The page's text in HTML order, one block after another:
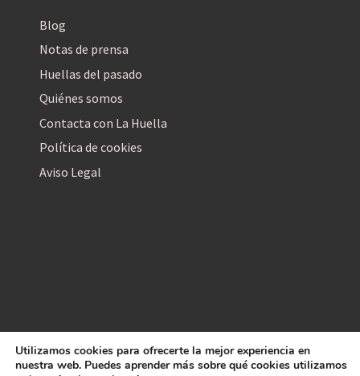
Blog
Notas de prensa
Huellas del pasado
Quiénes somos
Contacta con La Huella
Política de cookies
Aviso Legal
© 2026La Huella Digital– Todos los derechos reservados
Utilizamos cookies para ofrecerte la mejor experiencia en
nuestra web. Puedes aprender más sobre qué cookies utilizamos